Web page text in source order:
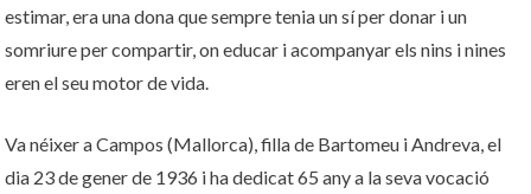
estimar, era una dona que sempre tenia un sí per donar i un
somriure per compartir, on educar i acompanyar els nins i nines
eren el seu motor de vida.
Va néixer a Campos (Mallorca), filla de Bartomeu i Andreva, el
dia 23 de gener de 1936 i ha dedicat 65 any a la seva vocació